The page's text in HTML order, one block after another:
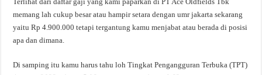
memang lah cukup besar atau hampir setara dengan umr jakarta sekarang
yaitu Rp 4.900.000 tetapi tergantung kamu menjabat atau berada di posisi
apa dan dimana.
Di samping itu kamu harus tahu loh Tingkat Pengangguran Terbuka (TPT)